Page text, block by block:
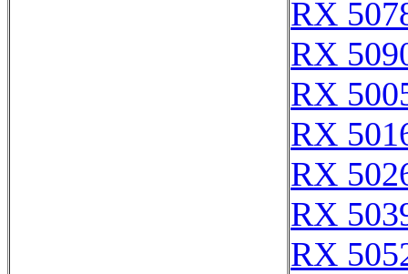
RX
RX
RX
RX
RX
RX
RX